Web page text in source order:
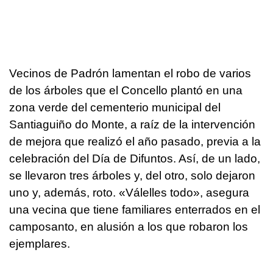
Vecinos de Padrón lamentan el robo de varios
de los árboles que el Concello plantó en una
zona verde del cementerio municipal del
Santiaguiño do Monte, a raíz de la intervención
de mejora que realizó el año pasado, previa a la
celebración del Día de Difuntos. Así, de un lado,
se llevaron tres árboles y, del otro, solo dejaron
uno y, además, roto. «Válelles todo», asegura
una vecina que tiene familiares enterrados en el
camposanto, en alusión a los que robaron los
ejemplares.